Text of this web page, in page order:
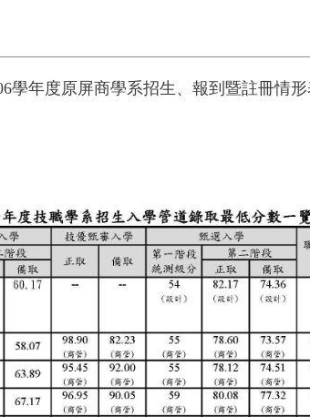
學年度原屏商學系招生、報到暨註冊情